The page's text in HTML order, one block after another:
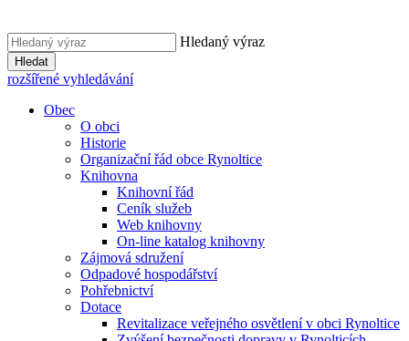
Hledaný výraz
Hledat
rozšířené vyhledávání
Obec
O obci
Historie
Organizační řád obce Rynoltice
Knihovna
Knihovní řád
Ceník služeb
Web knihovny
On-line katalog knihovny
Zájmová sdružení
Odpadové hospodářství
Pohřebnictví
Dotace
Revitalizace veřejného osvětlení v obci Rynoltice